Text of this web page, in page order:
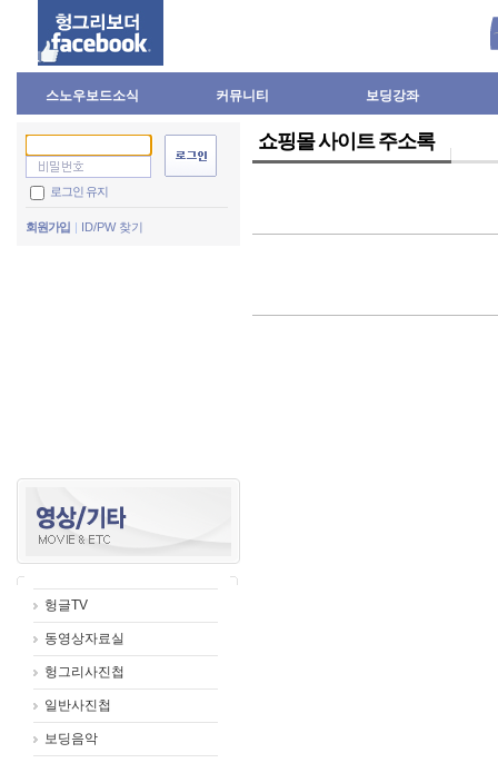
스노우보드소식 커뮤니티 보딩강좌
로그인 유지
회원가입 ID/PW 찾기
헝글TV
동영상자료실
헝그리사진첩
일반사진첩
보딩음악
쇼핑몰 사이트 주소록